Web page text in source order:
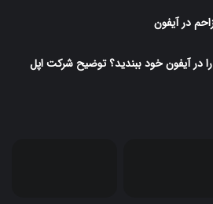
در آیفون
را در آیفون خود ببندید؟ توضیح شرکت اپل